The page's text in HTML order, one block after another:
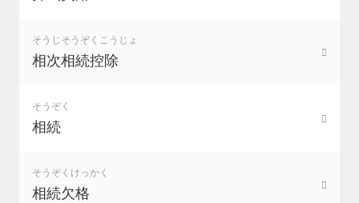
そうじそうぞくこうじょ
相次相続控除
そうぞく
相続
そうぞくけっかく
相続欠格